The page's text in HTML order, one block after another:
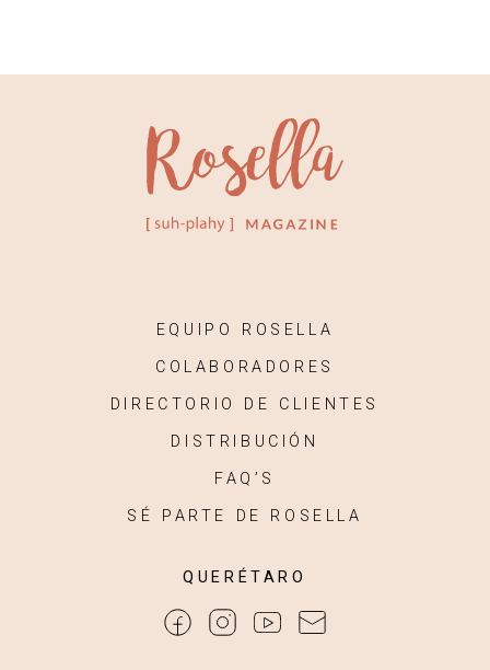
EQUIPO ROSELLA
COLABORADORES
DIRECTORIO DE CLIENTES
DISTRIBUCIÓN
FAQ’S
SÉ PARTE DE ROSELLA
QUERÉTARO